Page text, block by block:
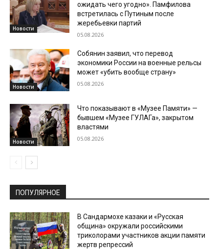
Новости
ожидать чего угодно». Памфилова
встретилась с Путиным после
жеребьевки партий
05.08.2026
Новости
Собянин заявил, что перевод
экономики России на военные рельсы
может «убить вообще страну»
05.08.2026
Новости
Что показывают в «Музее Памяти» —
бывшем «Музее ГУЛАГа», закрытом
властями
05.08.2026
ПОПУЛЯРНОЕ
В Сандармохе казаки и «Русская
община» окружали российскими
триколорами участников акции памяти
жертв репрессий